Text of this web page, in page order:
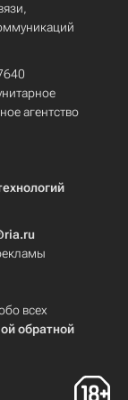
агентство
всех
обратной